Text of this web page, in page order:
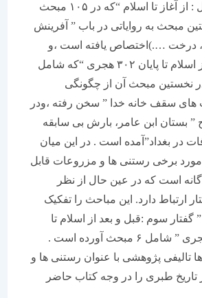
عناوین ” گفتار اول : از آغاز تا اسلام “که در ۱۰۵ مبحث
به روایاتی در باب ” آفرینش
….)اختصاص یافته است ،و
“گفتار دوم : بعد از اسلام تا پایان ۳۰۲ هجری “که شامل
مبحث آن از چگونگی
سقف خانه خدا ” سخن رفته ،ودر
ابن عامر، بارش بی سابقه
است . در این میان
رستنی ها و مزروعات قابل
که در عین حال از نظر
دارد. این مباحث را تفکیک
سوم :قبل و بعد از اسلام تا
پایان قرن سوم هجری ” شامل ۶ مبحث آورده است .
پژوهشی با عنوان رستنی ها و
طبری را در وجه کتاب حاضر